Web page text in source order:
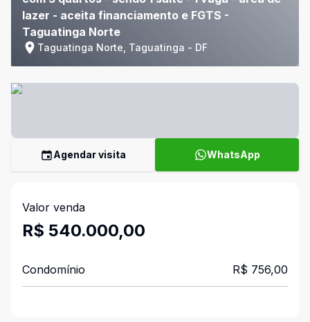
lazer - aceita financiamento e FGTS -
Taguatinga Norte
Taguatinga Norte, Taguatinga - DF
Agendar visita WhatsApp
Valor venda
R$ 540.000,00
Condomínio R$ 756,00